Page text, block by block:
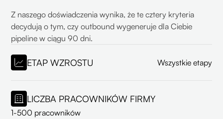
Z naszego doświadczenia wynika, że te cztery kryteria
decydują o tym, czy outbound wygeneruje dla Ciebie
pipeline w ciągu 90 dni.
ETAP WZROSTU Wszystkie etapy
LICZBA PRACOWNIKÓW FIRMY
1-500 pracowników